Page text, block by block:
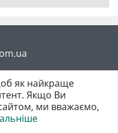
як найкраще
Якщо Ви
ми вважаємо,